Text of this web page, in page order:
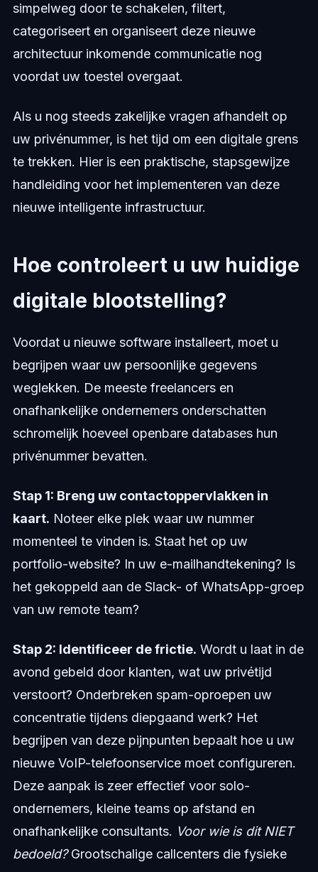
simpelweg door te schakelen, filtert,
categoriseert en organiseert deze nieuwe
architectuur inkomende communicatie nog
voordat uw toestel overgaat.
Als u nog steeds zakelijke vragen afhandelt op
uw privénummer, is het tijd om een digitale grens
te trekken. Hier is een praktische, stapsgewijze
handleiding voor het implementeren van deze
nieuwe intelligente infrastructuur.
Hoe controleert u uw huidige
digitale blootstelling?
Voordat u nieuwe software installeert, moet u
begrijpen waar uw persoonlijke gegevens
weglekken. De meeste freelancers en
onafhankelijke ondernemers onderschatten
schromelijk hoeveel openbare databases hun
privénummer bevatten.
Stap 1: Breng uw contactoppervlakken in
kaart. Noteer elke plek waar uw nummer
momenteel te vinden is. Staat het op uw
portfolio-website? In uw e-mailhandtekening? Is
het gekoppeld aan de Slack- of WhatsApp-groep
van uw remote team?
Stap 2: Identificeer de frictie. Wordt u laat in de
avond gebeld door klanten, wat uw privétijd
verstoort? Onderbreken spam-oproepen uw
concentratie tijdens diepgaand werk? Het
begrijpen van deze pijnpunten bepaalt hoe u uw
nieuwe VoIP-telefoonservice moet configureren.
Deze aanpak is zeer effectief voor solo-
ondernemers, kleine teams op afstand en
onafhankelijke consultants. Voor wie is dit NIET
bedoeld?Grootschalige callcenters die fysieke